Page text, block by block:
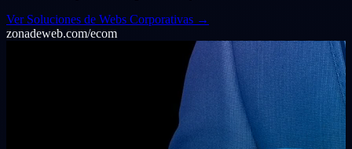
Ver Soluciones de Webs Corporativas →
zonadeweb.com/ecom